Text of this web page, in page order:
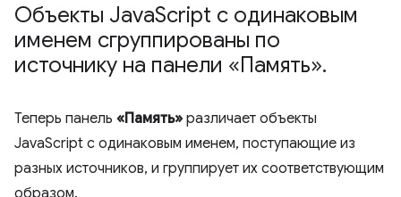
Объекты JavaScript с одинаковым
именем сгруппированы по
источнику на панели «Память».
Теперь панель «Память» различает объекты
JavaScript с одинаковым именем, поступающие из
разных источников, и группирует их соответствующим
образом.